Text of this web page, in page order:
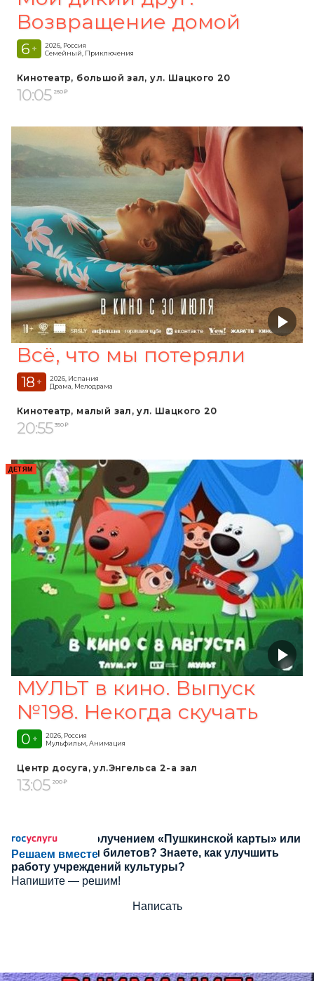
Возвращение домой
6 +
2026, Россия
Семейный, Приключения
Кинотеатр, большой зал, ул. Шацкого 20
10:05 260 ₽
Всё, что мы потеряли
18 +
2026, Испания
Драма, Мелодрама
Кинотеатр, малый зал, ул. Шацкого 20
20:55 350 ₽
ДЕТЯМ
МУЛЬТ в кино. Выпуск
№198. Некогда скучать
0 +
2026, Россия
Мульфильм, Анимация
Центр досуга, ул.Энгельса 2-а зал
13:05 200 ₽
Решаем вместе
Сложности с получением «Пушкинской карты» или
приобретением билетов? Знаете, как улучшить
работу учреждений культуры?
Напишите — решим!
Написать